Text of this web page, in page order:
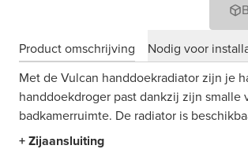
Product omschrijving Nodig voor
Met de Vulcan handdoekradiator zijn je
handdoekdroger past dankzij zijn
badkamerruimte. De radiator is
+ Zijaansluiting